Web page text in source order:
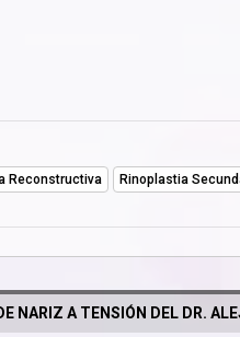
Reconstructiva Rinoplastia
NARIZ A TENSIÓN DEL DR.